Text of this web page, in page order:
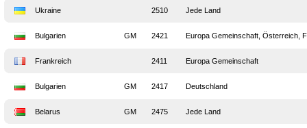
Ukraine 2510 Jede Land
Bulgarien GM 2421 Europa Gemeinschaft, Österreich,
Frankreich 2411 Europa Gemeinschaft
Bulgarien GM 2417 Deutschland
Belarus GM 2475 Jede Land